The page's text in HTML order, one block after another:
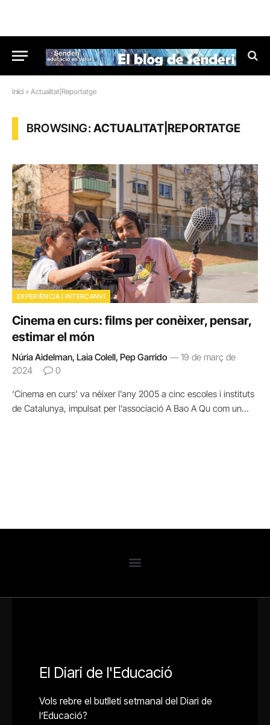
Inici » Actualitat|Reportatge
BROWSING:ACTUALITAT|REPORTATGE
EXPERIÈNCIA I INTERCANVI
Cinema en curs: films per conèixer, pensar,
estimar el món
Núria Aidelman, Laia Colell, Pep Garrido
19 de març de
2024
0
‘Cinema en curs’ va néixer l’any 2005 a cinc escoles i instituts
de Catalunya, impulsat per l’associació A Bao A Qu com un…